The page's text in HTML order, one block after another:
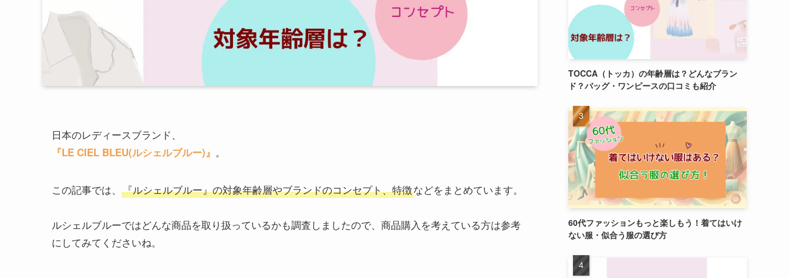
日本のレディースブランド、
『LE CIEL BLEU(ルシェルブルー)』 。
この記事では、 『ルシェルブルー』の対象年齢層やブランドのコンセプト、特徴などをまとめています。
ルシェルブルーではどんな商品を取り扱っているかも調査しましたので、商品購入を考えている方は参考
にしてみてくださいね。
TOCCA（トッカ）の年齢層は？どんなブラン
ド？バッグ・ワンピースの口コミも紹介
60代ファッションもっと楽しもう！着てはいけ
ない服・似合う服の選び方